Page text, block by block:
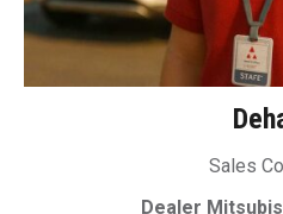
Sales
Dealer